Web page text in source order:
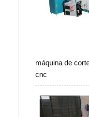
máquina de
cnc